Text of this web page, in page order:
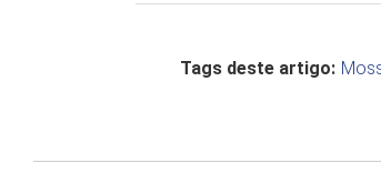
Tags deste artigo: